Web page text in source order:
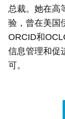
总裁。她在高
验，曾在美国
ORCID和
信息管理和促
可。